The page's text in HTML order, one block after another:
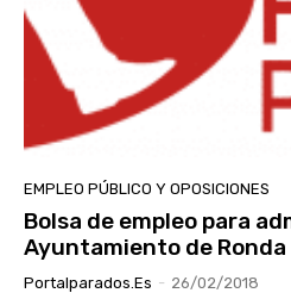
EMPLEO PÚBLICO Y OPOSICIONES
Bolsa de empleo para
Ayuntamiento de Ronda
Portalparados.es - 26/02/2018